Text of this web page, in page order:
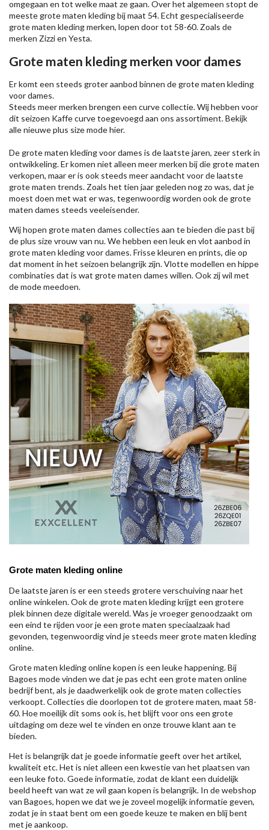
omgegaan en tot welke maat ze gaan. Over het algemeen stopt de
meeste grote maten kleding bij maat 54. Echt gespecialiseerde
grote maten kleding merken, lopen door tot 58-60. Zoals de
merken Zizzien Yesta.
Grote maten kleding merken voor dames
Er komt een steeds groter aanbod binnen de grote maten kleding
voor dames.
Steeds meer merken brengen een curve collectie. Wij hebben voor
dit seizoen Kaffecurve toegevoegd aan ons assortiment. Bekijk
alle nieuweplus size modehier.
De grote maten kleding voor dames is de laatste jaren, zeer sterk in
ontwikkeling. Er komen niet alleen meer merken bij die grote maten
verkopen, maar er is ook steeds meer aandacht voor de laatste
grote maten trends. Zoals het tien jaar geleden nog zo was, dat je
moest doen met wat er was, tegenwoordig worden ook de grote
maten dames steeds veeleisender.
Wij hopen grote maten dames collecties aan te bieden die past bij
de plus size vrouw van nu. We hebben een leuk en vlot aanbod in
grote maten kleding voor dames. Frisse kleuren en prints, die op
dat moment in het seizoen belangrijk zijn. Vlotte modellen en hippe
combinaties dat is wat grote maten dames willen. Ook zij wil met
de mode meedoen.
Grote maten kleding online
De laatste jaren is er een steeds grotere verschuiving naar het
online winkelen. Ook de grote maten kleding krijgt een grotere
plek binnen deze digitale wereld. Was je vroeger genoodzaakt om
een eind te rijden voor je een grote maten speciaalzaak had
gevonden, tegenwoordig vind je steeds meer grote maten kleding
online.
Grote maten kleding online kopen is een leuke happening. Bij
Bagoes mode vinden we dat je pas echt een grote maten online
bedrijf bent, als je daadwerkelijk ook de grote maten collecties
verkoopt. Collecties die doorlopen tot de grotere maten, maat 58-
60. Hoe moeilijk dit soms ook is, het blijft voor ons een grote
uitdaging om deze wel te vinden en onze trouwe klant aan te
bieden.
Het is belangrijk dat je goede informatie geeft over het artikel,
kwaliteit etc. Het is niet alleen een kwestie van het plaatsen van
een leuke foto. Goede informatie, zodat de klant een duidelijk
beeld heeft van wat ze wil gaan kopen is belangrijk. In de webshop
van Bagoes, hopen we dat we je zoveel mogelijk informatie geven,
zodat je in staat bent om een goede keuze te maken en blij bent
met je aankoop.